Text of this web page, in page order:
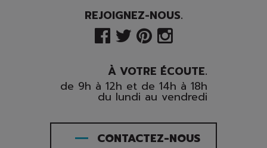
REJOIGNEZ-NOUS.
À VOTRE ÉCOUTE.
de 9h à 12h et de 14h à 18h
du lundi au vendredi
CONTACTEZ-NOUS